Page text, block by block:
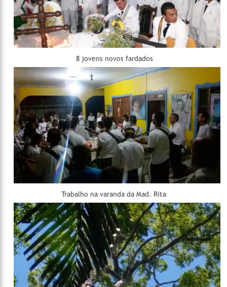
8 jovens novos fardados
Trabalho na varanda da Mad. Rita